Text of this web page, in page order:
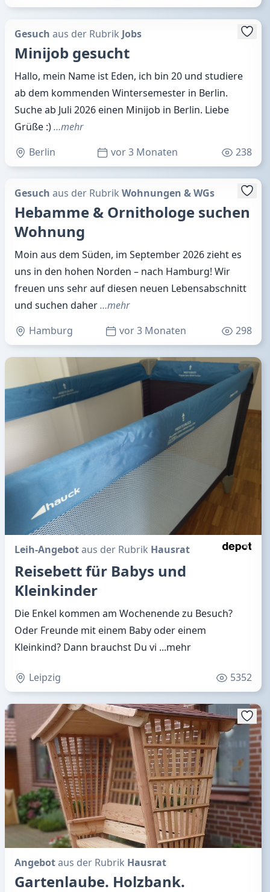
Gesuch aus der Rubrik Jobs
Minijob gesucht
Hallo, mein Name ist Eden, ich bin 20 und studiere
ab dem kommenden Wintersemester in Berlin.
Suche ab Juli 2026 einen Minijob in Berlin. Liebe
Grüße :)…mehr
Berlin
vor 3 Monaten 238
Gesuch aus der Rubrik Wohnungen & WGs
Hebamme & Ornithologe suchen
Wohnung
Moin aus dem Süden, im September 2026 zieht es
uns in den hohen Norden – nach Hamburg! Wir
freuen uns sehr auf diesen neuen Lebensabschnitt
und suchen daher…mehr
Hamburg
vor 3 Monaten 298
Leih-Angebotaus der Rubrik Hausrat
Reisebett für Babys und
Kleinkinder
Die Enkel kommen am Wochenende zu Besuch?
Oder Freunde mit einem Baby oder einem
Kleinkind? Dann brauchst Du vi ...mehr
Leipzig 5352
Angebotaus der Rubrik Hausrat
Gartenlaube. Holzbank.